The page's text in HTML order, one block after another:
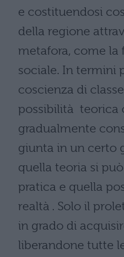
e costituendosi
della regione
metafora, come la
sociale. In termini
coscienza di
possibilità teorica
gradualmente
giunta in un certo
quella teoria si
pratica e quella
realtà . Solo il
in grado di
liberandone tutte